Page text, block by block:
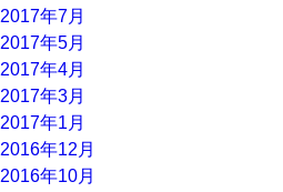
2017年7月
2017年5月
2017年4月
2017年3月
2017年1月
2016年12月
2016年10月